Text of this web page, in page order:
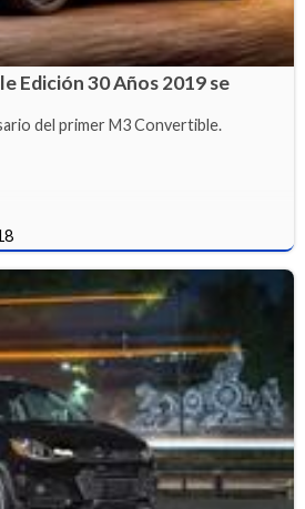
Edición 30 Años 2019 se
del primer M3 Convertible.